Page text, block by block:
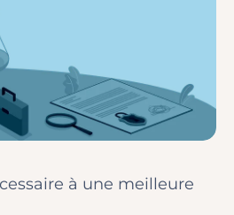
à une meilleure